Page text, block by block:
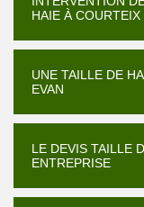
HAIE À COURTEIX
UNE TAILLE DE
EVAN
LE DEVIS TAILLE
ENTREPRISE